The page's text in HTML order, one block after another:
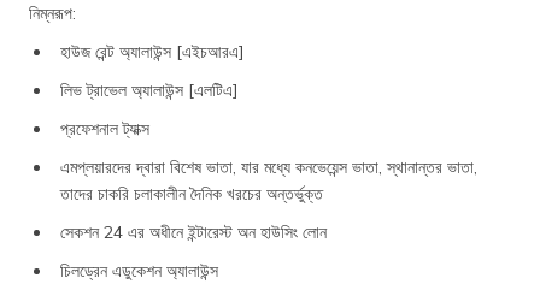
নিম্নরূপ:
হাউজ রেন্ট অ্যালাউন্স [এইচআরএ]
লিভ ট্রাভেল অ্যালাউন্স [এলটিএ]
প্রফেশনাল ট্যাক্স
এমপ্লয়ারদের দ্বারা বিশেষ ভাতা, যার মধ্যে কনভেয়েন্স ভাতা, স্থানান্তর ভাতা,
তাদের চাকরি চলাকালীন দৈনিক খরচের অন্তর্ভুক্ত
সেকশন 24 এর অধীনে ইন্টারেস্ট অন হাউসিং লোন
চিলড্রেন এডুকেশন অ্যালাউন্স